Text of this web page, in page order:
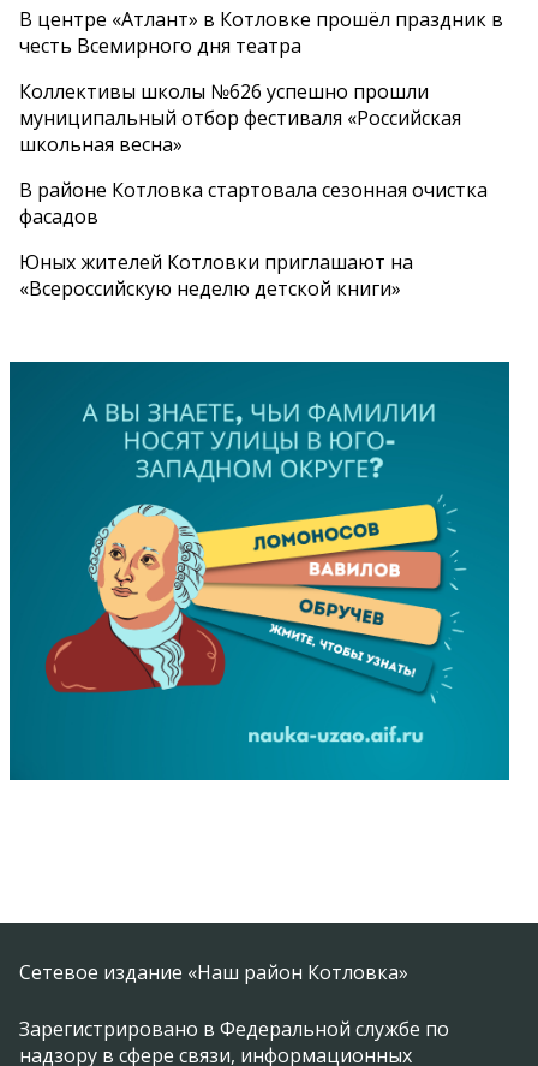
В центре «Атлант» в Котловке прошёл праздник в
честь Всемирного дня театра
Коллективы школы №626 успешно прошли
муниципальный отбор фестиваля «Российская
школьная весна»
В районе Котловка стартовала сезонная очистка
фасадов
Юных жителей Котловки приглашают на
«Всероссийскую неделю детской книги»
Сетевое издание «Наш район Котловка»
Зарегистрировано в Федеральной службе по
надзору в сфере связи, информационных